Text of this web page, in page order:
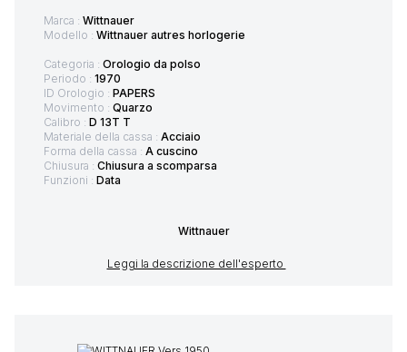
Marca : Wittnauer
Modello : Wittnauer autres horlogerie
Categoria : Orologio da polso
Periodo : 1970
ID Orologio : PAPERS
Movimento : Quarzo
Calibro : D 13T T
Materiale della cassa : Acciaio
Forma della cassa : A cuscino
Chiusura : Chiusura a scomparsa
Funzioni : Data
Wittnauer
Leggi la descrizione dell'esperto